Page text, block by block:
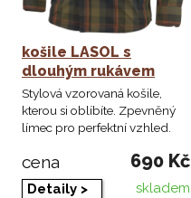
košile LASOL s
dlouhým rukávem
Stylová vzorovaná košile,
kterou si oblíbíte. Zpevněný
límec pro perfektní vzhled.
cena 690 Kč
Detaily > skladem